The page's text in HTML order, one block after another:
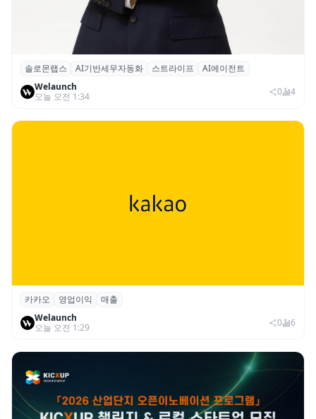
솔로몬랩스, 스트라이프 출신 이창헌 영입…
절세 전략 AI 에이전트 개발 본격화
솔로몬랩스 AI기반세무자동화 스트라이프
AI에이전트
Welaunch
오늘 오전 1:34
0 4
카카오, 2026년 2분기 매출 2조985억·영업
이익 2770억…역대 분기 최대
카카오 영업이익
매출
Welaunch
오늘 오전 1:29
0 6